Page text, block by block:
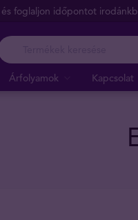
foglaljon időpontot
Árfolyamok Kapcsolat